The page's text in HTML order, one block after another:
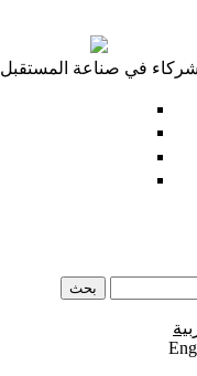
شركاء في صناعة المستقبل
البحث